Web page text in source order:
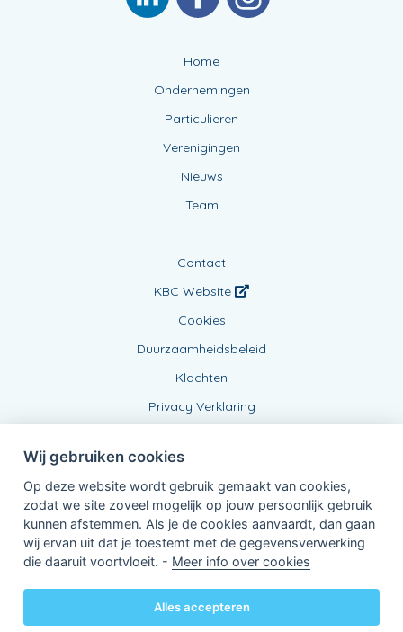
Home
Ondernemingen
Particulieren
Verenigingen
Nieuws
Team
Contact
KBC Website
Cookies
Duurzaamheidsbeleid
Klachten
Privacy Verklaring
Verbonden Agent, BE0478.962.145
van KBC Verzekeringen nv
3000 Leuven - Belgie
BTW BE 0403.552.563 - RPR Leuven
Wij gebruiken cookies
Op deze website wordt gebruik gemaakt van cookies,
zodat we site zoveel mogelijk op jouw persoonlijk gebruik
kunnen afstemmen. Als je de cookies aanvaardt, dan gaan
wij ervan uit dat je toestemt met de gegevensverwerking
die daaruit voortvloeit. - Meer info over cookies
Alles accepteren